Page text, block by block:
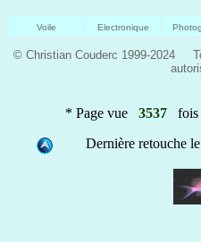
Voile Electronique
© Christian Couderc 1999-2024
* Page vue 3537
Dernière retouche